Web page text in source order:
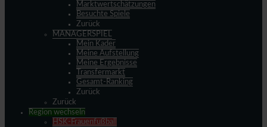
Marktwertschätzungen
Besuchte Spiele
Zurück
MANAGERSPIEL
Mein Kader
Meine Aufstellung
Meine Ergebnisse
Transfermarkt
Gesamt-Ranking
Zurück
Zurück
Region wechseln
HSK-Frauenfußball